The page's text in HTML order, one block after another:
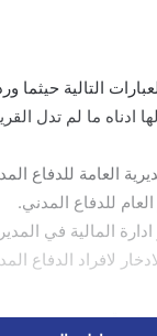
التالية حيثما
ادناه ما لم تدل
العامة للدفاع
للدفاع المدني.
المالية في
لافراد الدفاع